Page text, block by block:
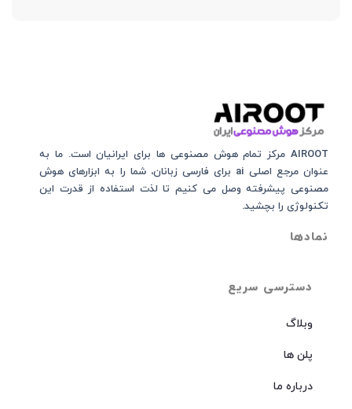
دسترسی سریع
وبلاگ
پلن ها
درباره ما
AIROOT مرکز تمام هوش مصنوعی‌‌‌ ها برای ایرانیان است. ما به
عنوان مرجع اصلی ai برای فارسی زبانان، شما را به ابزارهای هوش
مصنوعی پیشرفته وصل می کنیم تا لذت استفاده از قدرت این
تکنولوژی را بچشید.
نمادها